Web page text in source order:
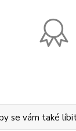
se vám také